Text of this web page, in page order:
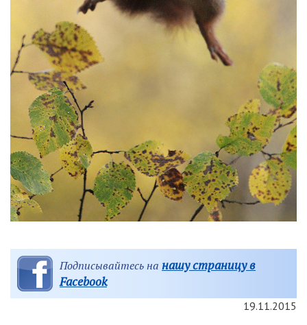
Подписывайтесь на нашу страницу в
Facebook
19.11.2015